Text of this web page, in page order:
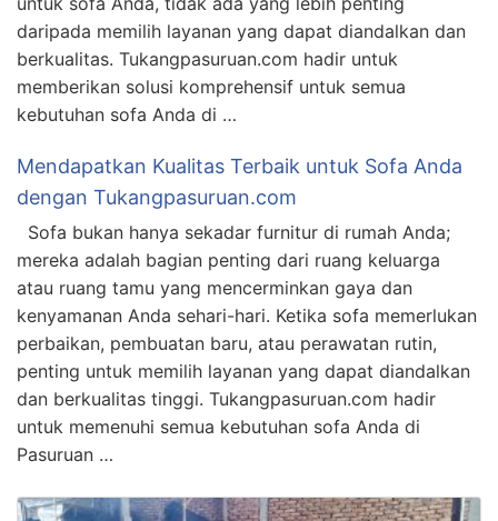
daripada memilih layanan yang dapat diandalkan dan
berkualitas. Tukangpasuruan.com hadir untuk
memberikan solusi komprehensif untuk semua
kebutuhan sofa Anda di …
Mendapatkan Kualitas Terbaik untuk Sofa Anda
dengan Tukangpasuruan.com
Sofa bukan hanya sekadar furnitur di rumah Anda;
mereka adalah bagian penting dari ruang keluarga
atau ruang tamu yang mencerminkan gaya dan
kenyamanan Anda sehari-hari. Ketika sofa memerlukan
perbaikan, pembuatan baru, atau perawatan rutin,
penting untuk memilih layanan yang dapat diandalkan
dan berkualitas tinggi. Tukangpasuruan.com hadir
untuk memenuhi semua kebutuhan sofa Anda di
Pasuruan …